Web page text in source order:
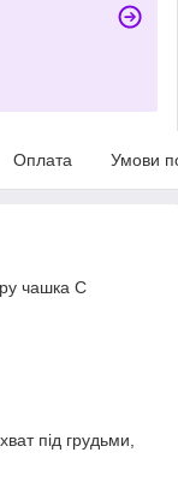
Оплата Умови
чашка С
під грудьми,